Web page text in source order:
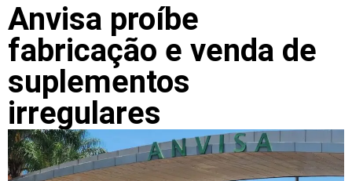
Anvisa proíbe
fabricação e venda de
suplementos
irregulares